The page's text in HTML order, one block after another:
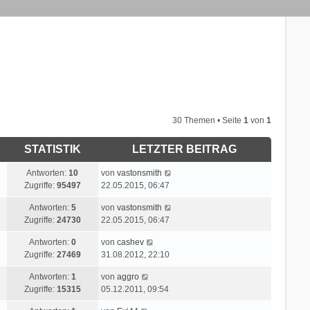
30 Themen • Seite1 von1
STATISTIK LETZTER BEITRAG
Antworten:10
Zugriffe: 95497
L
e
z
t
r
B
i
von vastonsmith
22.05.2015, 06:47
Antworten: 5
Zugriffe: 24730
L
e
z
t
r
B
von vastonsmith
22.05.2015, 06:47
Antworten: 0
Zugriffe: 27469
L
e
z
t
von cashev
31.08.2012, 22:10
Antworten: 1
Zugriffe: 15315
L
e
von aggro
05.12.2011, 09:54